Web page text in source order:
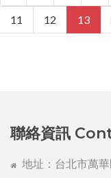
11 12 13
聯絡資訊
地址：台北市萬